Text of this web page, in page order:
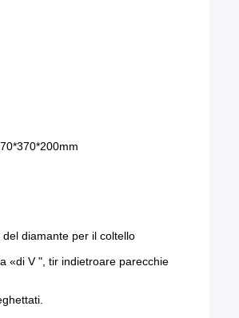
diamante per il coltello
«di V ", tir indietroare parecchie